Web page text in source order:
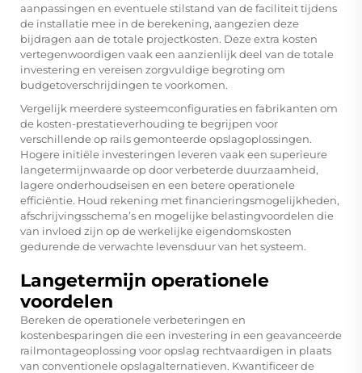
aanpassingen en eventuele stilstand van de faciliteit tijdens
de installatie mee in de berekening, aangezien deze
bijdragen aan de totale projectkosten. Deze extra kosten
vertegenwoordigen vaak een aanzienlijk deel van de totale
investering en vereisen zorgvuldige begroting om
budgetoverschrijdingen te voorkomen.
Vergelijk meerdere systeemconfiguraties en fabrikanten om
de kosten-prestatieverhouding te begrijpen voor
verschillende op rails gemonteerde opslagoplossingen.
Hogere initiële investeringen leveren vaak een superieure
langetermijnwaarde op door verbeterde duurzaamheid,
lagere onderhoudseisen en een betere operationele
efficiëntie. Houd rekening met financieringsmogelijkheden,
afschrijvingsschema’s en mogelijke belastingvoordelen die
van invloed zijn op de werkelijke eigendomskosten
gedurende de verwachte levensduur van het systeem.
Langetermijn operationele
voordelen
Bereken de operationele verbeteringen en
kostenbesparingen die een investering in een geavanceerde
railmontageoplossing voor opslag rechtvaardigen in plaats
van conventionele opslagalternatieven. Kwantificeer de